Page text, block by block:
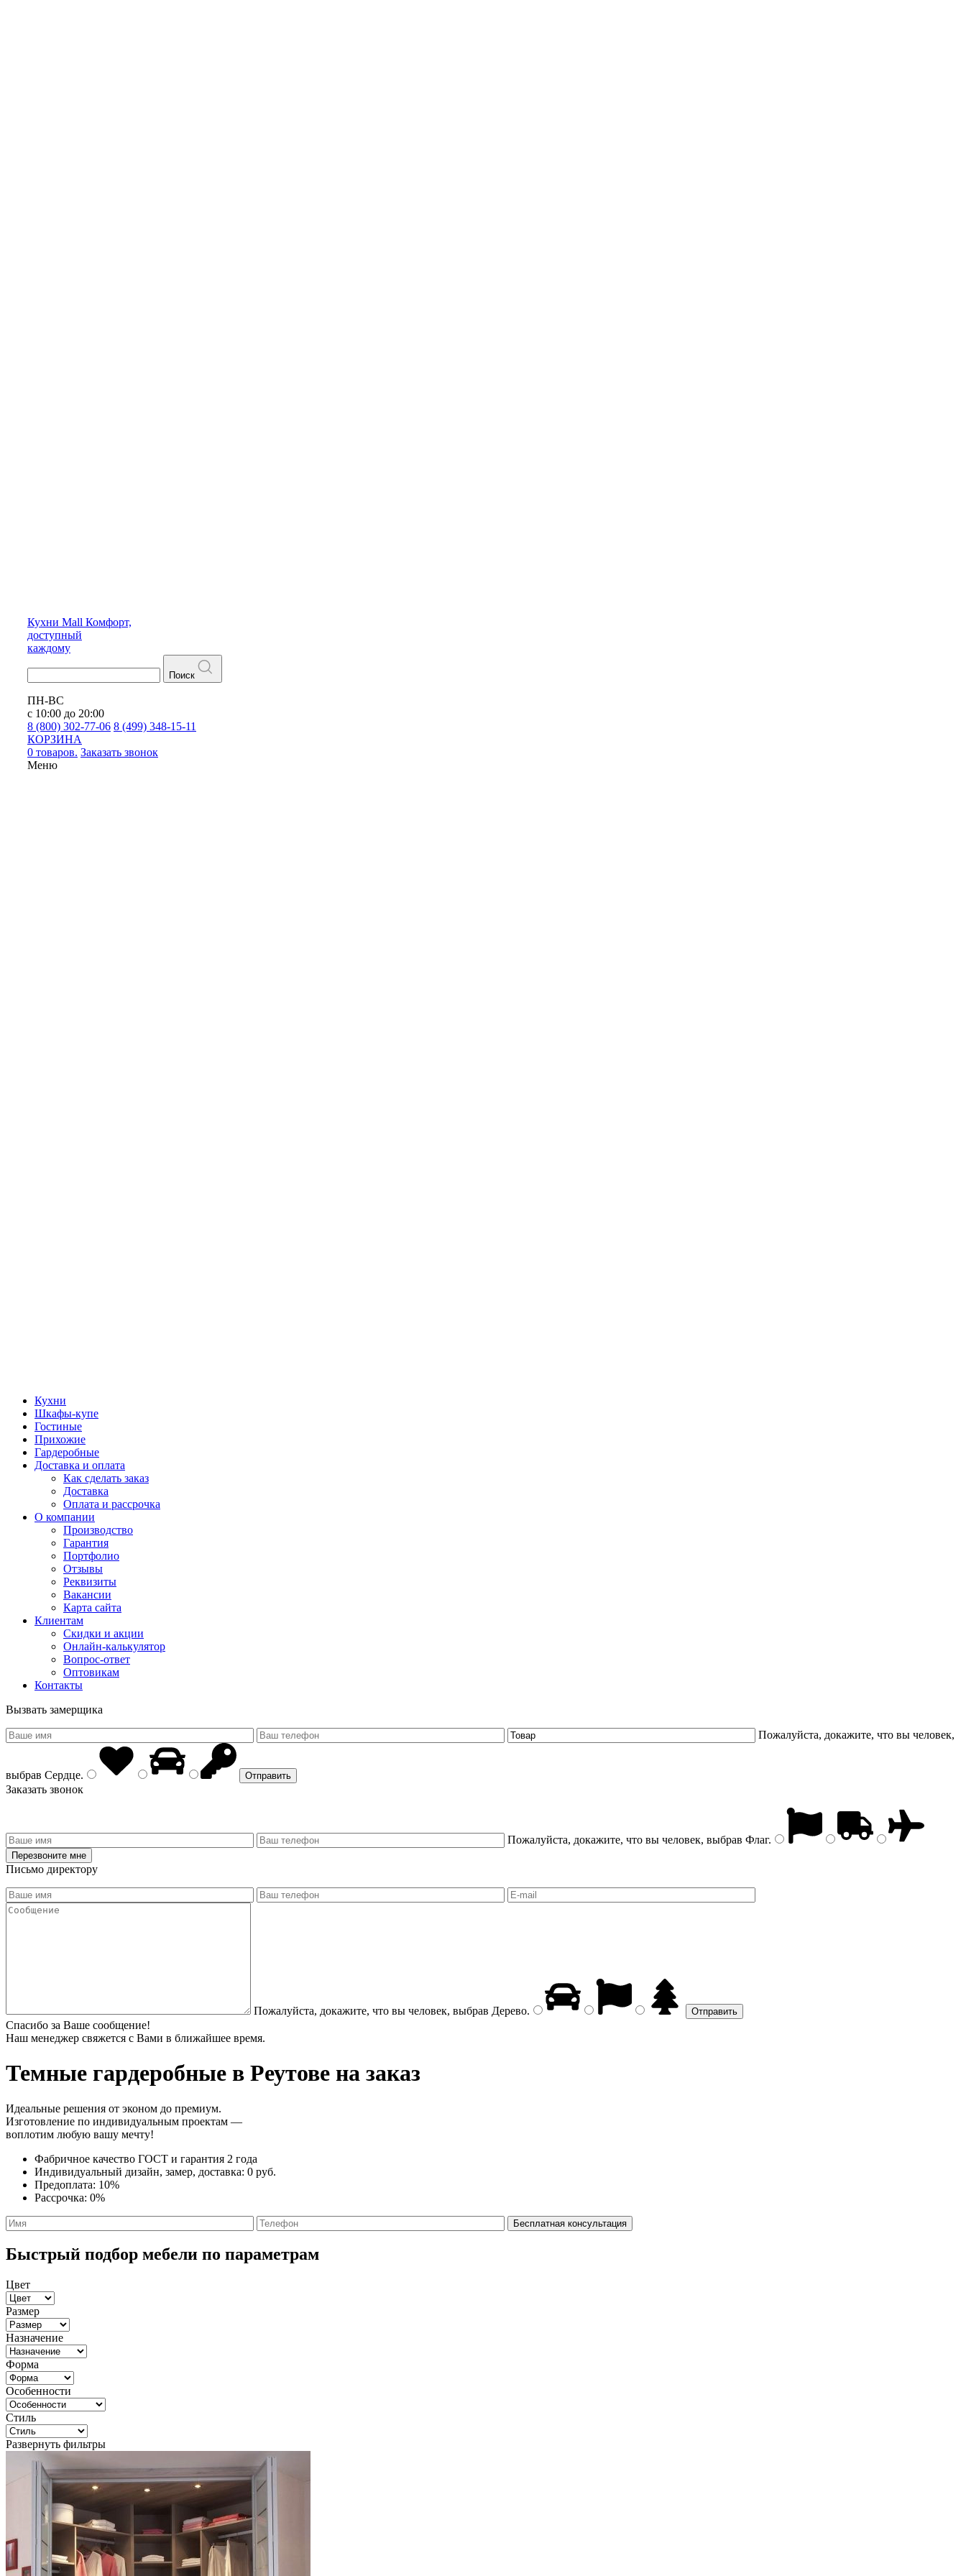
Кухни Mall Комфорт,
доступный
каждому
Поиск
ПН-ВС
с 10:00 до 20:00
8 (800) 302-77-06 8 (499) 348-15-11
КОРЗИНА
0 товаров. Заказать звонок
Меню
Кухни
Шкафы-купе
Гостиные
Прихожие
Гардеробные
Доставка и оплата
Как сделать заказ
Доставка
Оплата и рассрочка
О компании
Производство
Гарантия
Портфолио
Отзывы
Реквизиты
Вакансии
Карта сайта
Клиентам
Скидки и акции
Онлайн-калькулятор
Вопрос-ответ
Оптовикам
Контакты
Вызвать замерщика
Пожалуйста, докажите, что вы человек,
выбрав Сердце.
Заказать звонок
Пожалуйста, докажите, что вы человек, выбрав Флаг.
Письмо директору
Пожалуйста, докажите, что вы человек, выбрав Дерево.
Спасибо за Ваше сообщение!
Наш менеджер свяжется с Вами в ближайшее время.
Темные гардеробные в Реутове на заказ
Идеальные решения от эконом до премиум.
Изготовление по индивидуальным проектам —
воплотим любую вашу мечту!
Фабричное качество ГОСТ и гарантия 2 года
Индивидуальный дизайн, замер, доставка: 0 руб.
Предоплата: 10%
Рассрочка: 0%
Быстрый подбор мебели по параметрам
Цвет
Размер
Назначение
Форма
Особенности
Стиль
Развернуть фильтры